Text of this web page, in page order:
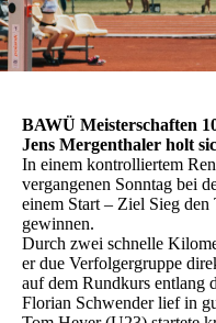
BAWÜ Meisterschaften
Jens Mergenthaler holt
In einem kontrolliertem
vergangenen Sonntag bei
einem Start – Ziel Sieg
gewinnen.
Durch zwei schnelle
er due Verfolgergruppe
auf dem Rundkurs entlang
Florian Schwender lief in